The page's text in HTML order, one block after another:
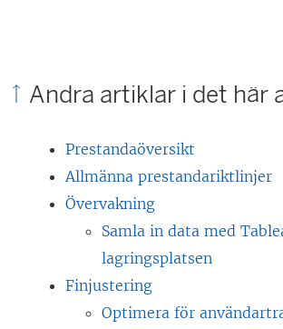
Andra artiklar i det här
Prestandaöversikt
Allmänna prestandariktlinjer
Övervakning
Samla in data med
lagringsplatsen
Finjustering
Optimera för